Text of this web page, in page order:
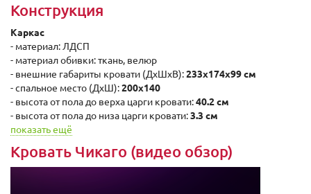
Конструкция
Каркас
- материал: ЛДСП
- материал обивки: ткань, велюр
- внешние габариты кровати (ДxШхВ):233x174x99 cм
- спальное место (ДxШ):200x140
- высота от пола до верха царги кровати:40.2 cм
- высота от пола до низа царги кровати:3.3 cм
показать ещё
Кровать Чикаго (видео обзор)